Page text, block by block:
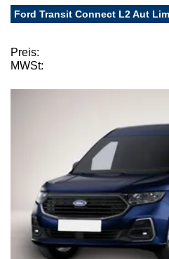
Ford Transit Connect L2 Aut
Preis:
MWSt: